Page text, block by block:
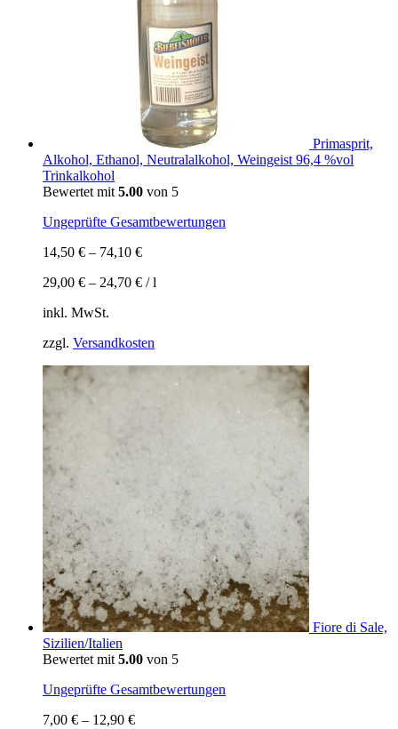
Primasprit,
Alkohol, Ethanol, Neutralalkohol, Weingeist 96,4 %vol
Trinkalkohol
Bewertet mit 5.00 von 5
Ungeprüfte Gesamtbewertungen
14,50 € – 74,10 €
29,00 € – 24,70 € /l
inkl. MwSt.
zzgl. Versandkosten
Fiore di Sale,
Sizilien/Italien
Bewertet mit 5.00 von 5
Ungeprüfte Gesamtbewertungen
7,00 € – 12,90 €